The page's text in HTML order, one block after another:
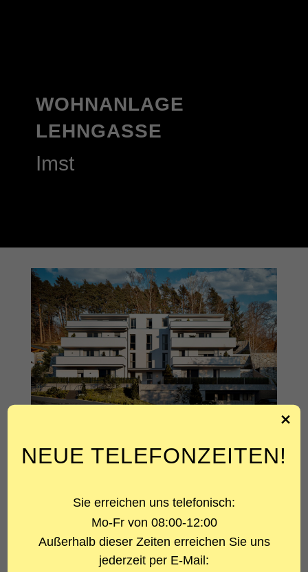
WOHNANLAGE
LEHNGASSE
Imst
ÜBER DAS PROJEKT
PROJEKTART
Wohnanlage
LEISTUNG
NEUE TELEFONZEITEN!
Sie erreichen uns telefonisch:
Mo-Fr von 08:00-12:00
Außerhalb dieser Zeiten erreichen Sie uns
jederzeit per E-Mail: